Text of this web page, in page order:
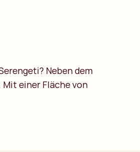
Neben dem
einer Fläche von